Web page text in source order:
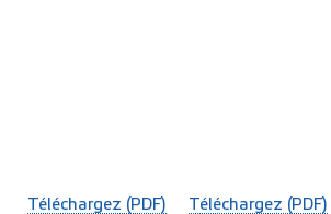
Téléchargez (PDF) Téléchargez (PDF)